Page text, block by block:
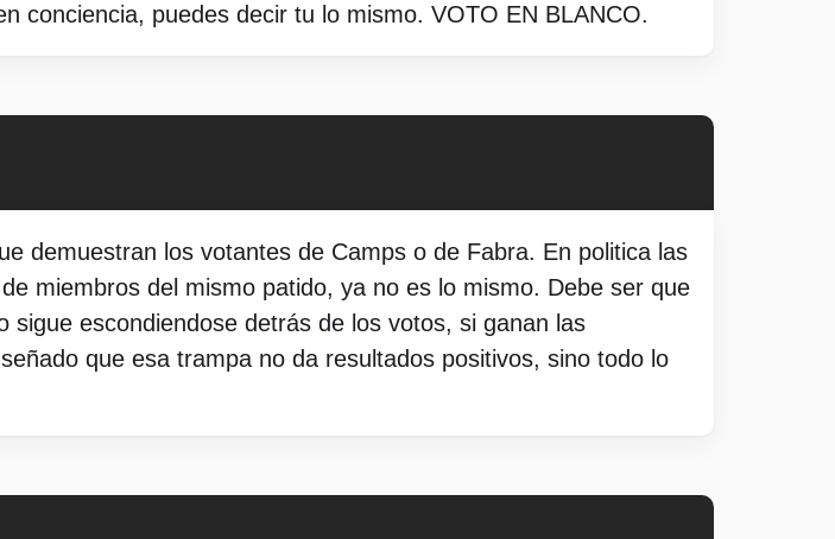
conciencia, puedes decir tu lo mismo. VOTO EN BLANCO.
demuestran los votantes de Camps o de Fabra. En politica las
miembros del mismo patido, ya no es lo mismo. Debe ser que
sigue escondiendose detrás de los votos, si ganan las
que esa trampa no da resultados positivos, sino todo lo